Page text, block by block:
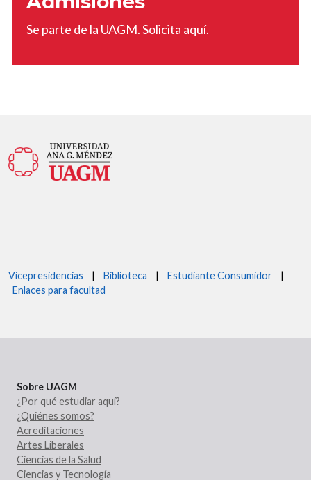
Se parte de la UAGM. Solicita aquí.
Vicepresidencias | Biblioteca | Estudiante Consumidor |
Enlaces para facultad
Sobre UAGM
¿Por qué estudiar aquí?
¿Quiénes somos?
Acreditaciones
Artes Liberales
Ciencias de la Salud
Ciencias y Tecnología